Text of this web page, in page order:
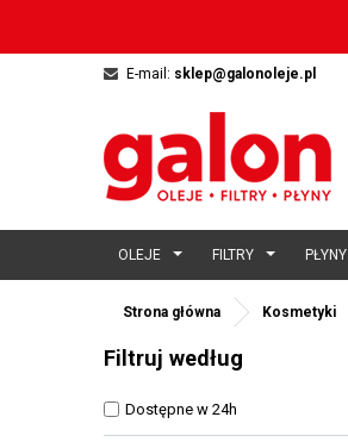
E-mail: sklep@galonoleje.pl
OLEJE FILTRY PŁYNY
Strona główna Kosmetyki
Filtruj według
Dostępne w 24h